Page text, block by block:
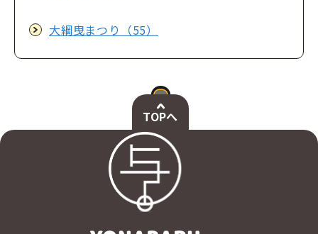
大綱曳まつり（55）
TOPへ